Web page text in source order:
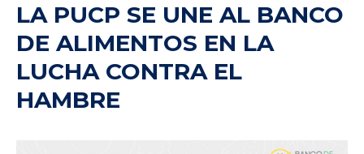
LA PUCP SE UNE AL BANCO
DE ALIMENTOS EN LA
LUCHA CONTRA EL
HAMBRE